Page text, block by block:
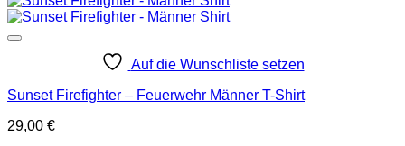
Auf die Wunschliste setzen
Sunset Firefighter – Feuerwehr Männer T-Shirt
29,00 €